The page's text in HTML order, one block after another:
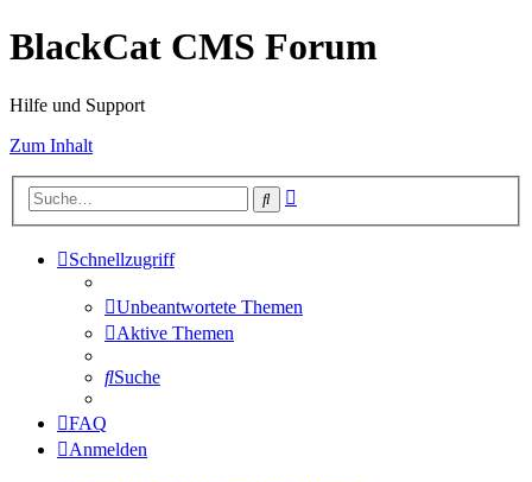
BlackCat CMS Forum
Hilfe und Support
Zum Inhalt
Suche
Schnellzugriff
Unbeantwortete Themen
Aktive Themen
Suche
FAQ
Anmelden